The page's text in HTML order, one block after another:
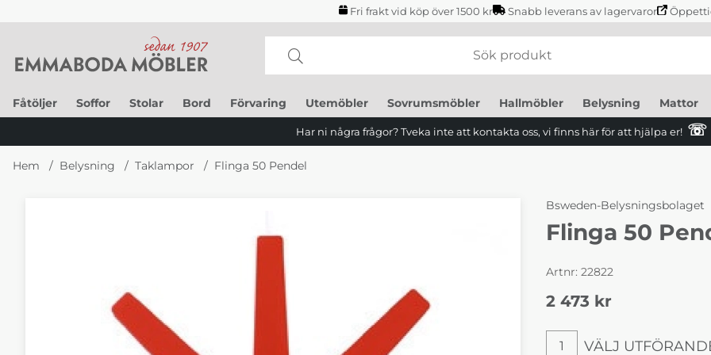
Fri frakt vid köp över 1500 kr Snabb leverans av lagervaror
Fåtöljer Soffor Stolar Bord Förvaring Utemöbler Sovrumsmöbler Hallmöbler Belysning Mattor
Har ni några frågor? Tveka inte att kontakta oss, vi finns här för att hjälpa er! ☏
Hem Belysning Taklampor Flinga 50 Pendel
Bsweden-Belysningsbolaget
Flinga 50
Artnr: 22822
2 473 kr
1 VÄLJ